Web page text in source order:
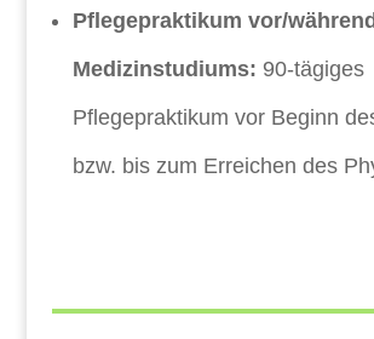
Pflegepraktikum vor/
Medizinstudiums: 90-tägiges
Pflegepraktikum vor Beginn
bzw. bis zum Erreichen des